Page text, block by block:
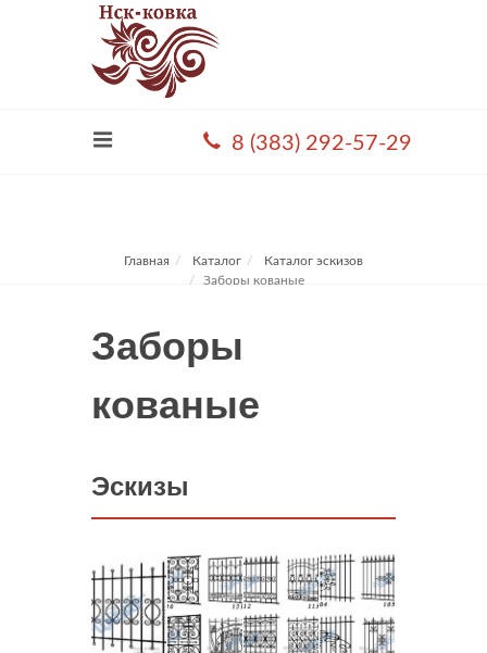
8 (383) 292-57-29
Главная Каталог
Каталог эскизов
Заборы кованые
Заборы
кованые
Эскизы